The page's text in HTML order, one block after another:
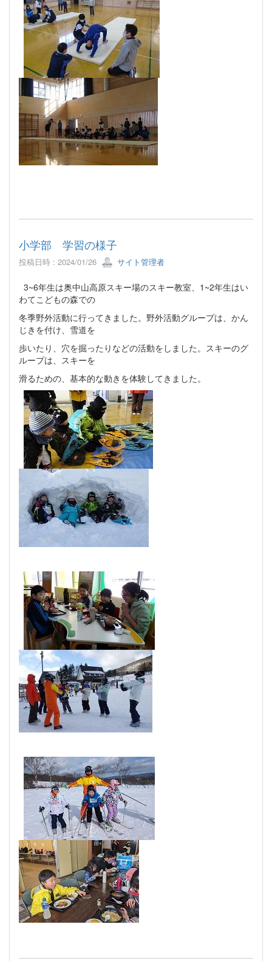
小学部 学習の様子
投稿日時 : 2024/01/26 サイト管理者
3~6年生は奥中山高原スキー場のスキー教室、1~2年生はい
わてこどもの森での
冬季野外活動に行ってきました。野外活動グループは、かん
じきを付け、雪道を
歩いたり、穴を掘ったりなどの活動をしました。スキーのグ
ループは、スキーを
滑るための、基本的な動きを体験してきました。